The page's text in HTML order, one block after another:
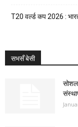
T20 वर्ल्ड कप 2026 :
सभसँ बेसी